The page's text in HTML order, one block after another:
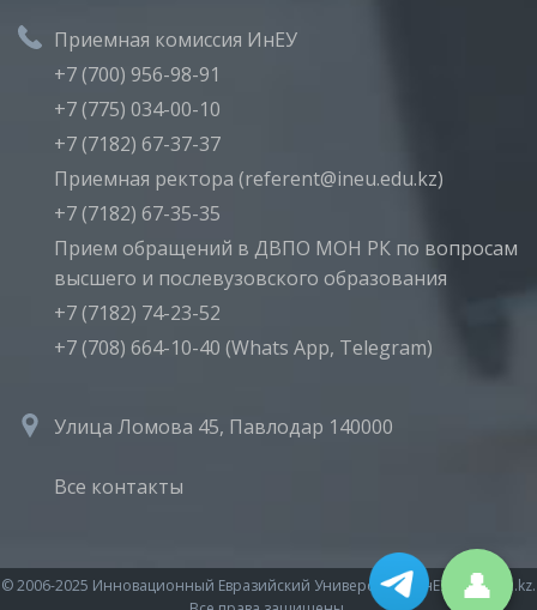
Приемная комиссия ИнЕУ
+7 (700) 956-98-91
+7 (775) 034-00-10
+7 (7182) 67-37-37
Приемная ректора (referent@ineu.edu.kz)
+7 (7182) 67-35-35
Прием обращений в ДВПО МОН РК по вопросам
высшего и послевузовского образования
+7 (7182) 74-23-52
+7 (708) 664-10-40 (Whats App, Telegram)
Улица Ломова 45, Павлодар 140000
Все контакты
© 2006-2025 Инновационный Евразийский Университет (ИнЕУ) ineu.edu.kz.
👤